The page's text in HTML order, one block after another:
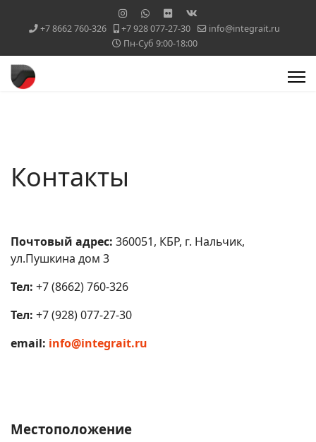
+7 8662 760-326 +7 928 077-27-30
info@integrait.ru
Пн-Суб 9:00-18:00
Контакты
Почтовый адрес: 360051, КБР, г. Нальчик,
ул.Пушкина дом 3
Тел: +7 (8662) 760-326
Тел: +7 (928) 077-27-30
email: info@integrait.ru
Местоположение